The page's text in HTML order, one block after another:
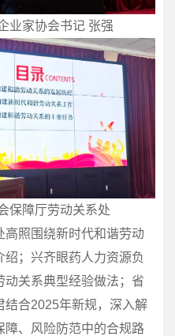
业家协会书记 张强
保障厅劳动关系处
高照围绕新时代和谐劳动
；兴齐眼药人力资源负
动关系典型经验做法；省
结合2025年新规，深入解
障、风险防范中的合规路